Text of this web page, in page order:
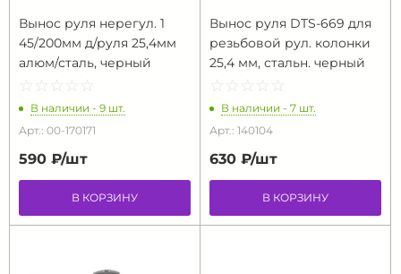
Вынос руля нерегул. 1
45/200мм д/руля 25,4мм
алюм/сталь, черный
☆ ☆ ☆ ☆ ☆
★ ★ ★ ★ ★
В наличии - 9 шт.
Арт.: 00-170171
590 ₽/шт
В КОРЗИНУ
Вынос руля DTS-669 для
резьбовой рул. колонки
25,4 мм, стальн. черный
☆ ☆ ☆ ☆ ☆
★ ★ ★ ★ ★
В наличии - 7 шт.
Арт.: 140104
630 ₽/шт
В КОРЗИНУ